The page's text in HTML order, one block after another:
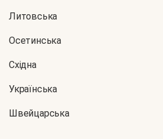
Литовська
Осетинська
Східна
Українська
Швейцарська